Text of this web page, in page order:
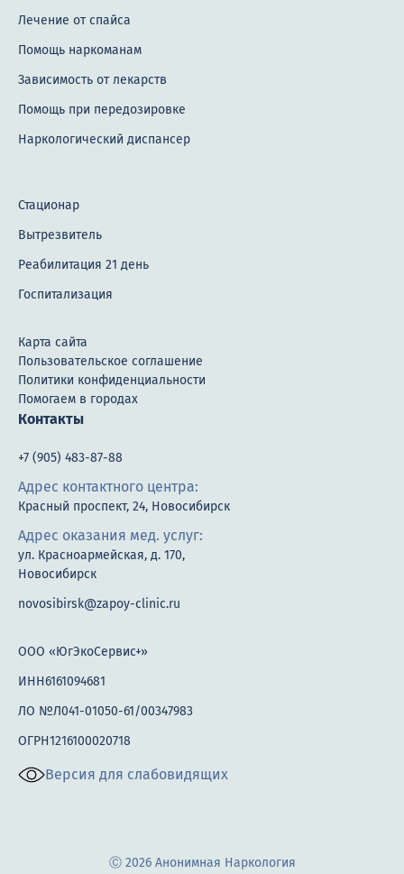
Карта сайта
Пользовательское соглашение
Политики конфиденциальности
Помогаем в городах
Контакты
+7 (905) 483-87-88
Адрес контактного центра:
Красный проспект, 24, Новосибирск
Адрес оказания мед. услуг:
ул. Красноармейская, д. 170,
Новосибирск
novosibirsk@zapoy-clinic.ru
ООО «ЮгЭкоСервис+»
ИНН6161094681
ЛО №Л041-01050-61/00347983
ОГРН1216100020718
Версия для слабовидящих
Лечение от спайса
Помощь наркоманам
Зависимость от лекарств
Помощь при передозировке
Наркологический диспансер
Стационар
Вытрезвитель
Реабилитация 21 день
Госпитализация
Ⓒ 2026 Анонимная Наркология